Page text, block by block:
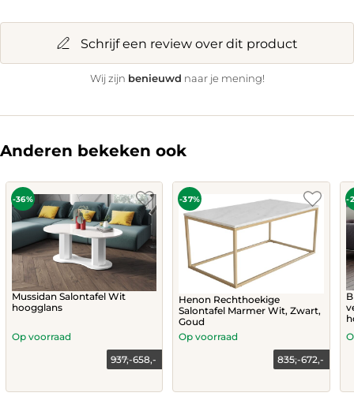
Schrijf een review over dit product
Wij zijn benieuwd naar je mening!
Anderen bekeken ook
-36%
Mussidan Salontafel Wit
hoogglans
937,-658,-
Op voorraad
This
-37%
Henon Rechthoekige
Salontafel Marmer Wit, Zwart,
Goud
835,-672,-
Op voorraad
This
-